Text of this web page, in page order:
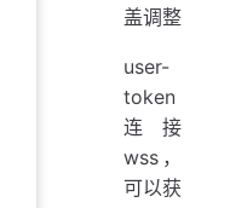
盖调整
user-
token
连接
wss，
可以获